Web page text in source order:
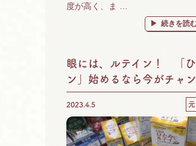
度が高く、ま …
“経口補水
続きを読
眼には、ルテイン！ 「ひ
ン」始めるなら今がチャン
2023.4.5